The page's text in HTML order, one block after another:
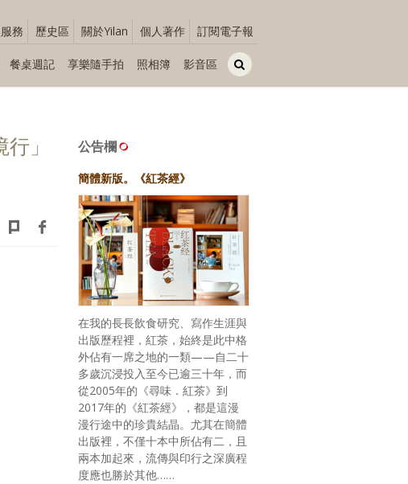
務 歷史區 關於Yilan 個人著作 訂閱電子報
餐桌週記 享樂隨手拍 照相簿 影音區
」
公告欄
簡體新版。《紅茶經》
在我的長長飲食研究、寫作生涯與
出版歷程裡，紅茶，始終是此中格
外佔有一席之地的一類——自二十
多歲沉浸投入至今已逾三十年，而
從2005年的《尋味．紅茶》到
2017年的《紅茶經》，都是這漫
漫行途中的珍貴結晶。尤其在簡體
出版裡，不僅十本中所佔有二，且
兩本加起來，流傳與印行之深廣程
度應也勝於其他……